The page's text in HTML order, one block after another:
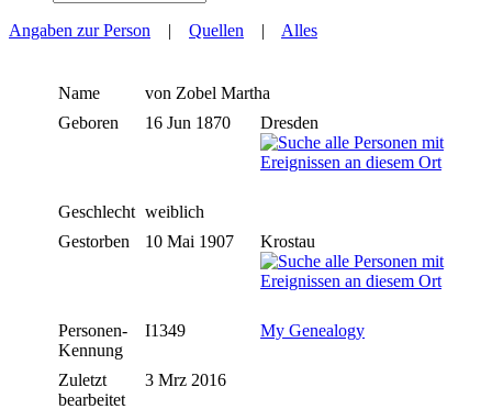
Angaben zur Person | Quellen | Alles
Name von Zobel Martha
Geboren
16 Jun 1870 Dresden
Geschlecht weiblich
Gestorben
10 Mai 1907 Krostau
Personen-
Kennung
I1349 My Genealogy
Zuletzt
bearbeitet
3 Mrz 2016